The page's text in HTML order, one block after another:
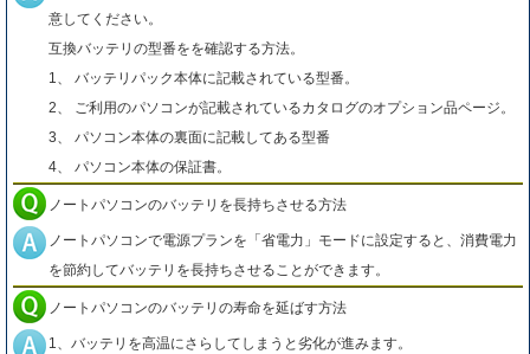
意してください。
互換バッテリの型番をを確認する方法。
1、 バッテリパック本体に記載されている型番。
2、 ご利用のパソコンが記載されているカタログのオプション品ページ。
3、 パソコン本体の裏面に記載してある型番
4、 パソコン本体の保証書。
ノートパソコンのバッテリを長持ちさせる方法
ノートパソコンで電源プランを「省電力」モードに設定すると、消費電力
を節約してバッテリを長持ちさせることができます。
ノートパソコンのバッテリの寿命を延ばす方法
1、バッテリを高温にさらしてしまうと劣化が進みます。